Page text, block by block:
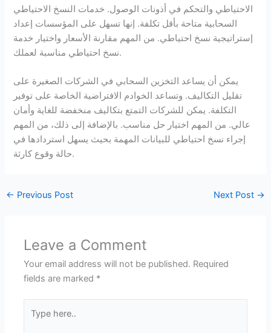
الاحتياطي والتحكم في أذونات الوصول. خدمات النسخ الاحتياطي
السحابية متاحة بأقل تكلفة. إنها تسهل على المؤسسات إعداد
إستراتيجية نسخ احتياطي. من المهم مقارنة الأسعار واختيار خدمة
نسخ احتياطي مناسبة لعملك.
يمكن أن يساعد التخزين السحابي في الشركات الصغيرة على
تقليل التكاليف. وتساعد الخوادم الافتراضية الخاصة على توفير
التكلفة. يمكن للشركات التمتع بتكاليف منخفضة للغاية وأمان
عالي. من المهم اختيار حل مناسب. بالإضافة إلى ذلك، من المهم
إجراء نسخ احتياطي للبيانات المهمة بحيث يسهل استردادها في
حالة وقوع كارثة.
← Previous Post Next Post →
Leave a Comment
Your email address will not be published. Required
fields are marked *
here..